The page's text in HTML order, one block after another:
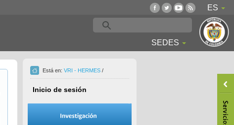
ES
SEDES
Está en: VRI - HERMES /
Inicio de sesión